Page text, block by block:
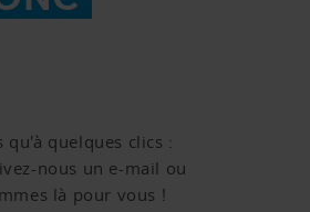
quelques clics :
nous un e-mail ou
là pour vous !